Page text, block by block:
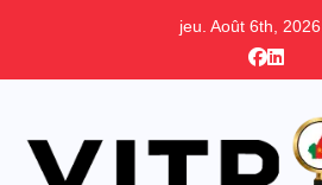
jeu. Août 6th, 2026